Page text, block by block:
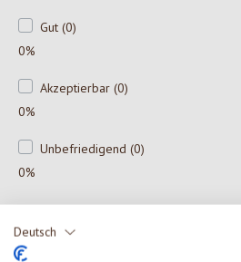
Deutsch
Gut (0)
0%
Akzeptierbar (0)
0%
Unbefriedigend (0)
0%
Gib eine Bewertung ab!